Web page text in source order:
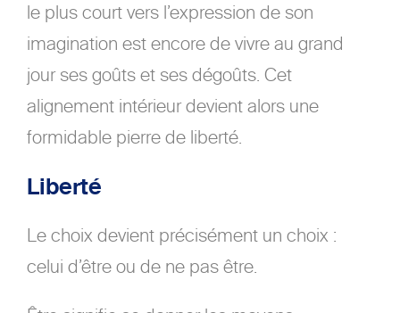
le plus court vers l’expression de son
imagination est encore de vivre au grand
jour ses goûts et ses dégoûts. Cet
alignement intérieur devient alors une
formidable pierre de liberté.
Liberté
Le choix devient précisément un choix :
celui d’être ou de ne pas être.